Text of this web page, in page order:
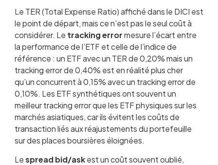
Le TER (Total Expense Ratio) affiché dans le DICI est
le point de départ, mais ce n’est pas le seul coût à
considérer. Le tracking errormesure l’écart entre
la performance de l’ETF et celle de l’indice de
référence : un ETF avec un TER de 0,20% mais un
tracking error de 0,40% est en réalité plus cher
qu’un concurrent à 0,15% avec un tracking error de
0,10%. Les ETF synthétiques ont souvent un
meilleur tracking error que les ETF physiques sur les
marchés asiatiques, car ils évitent les coûts de
transaction liés aux réajustements du portefeuille
sur des places boursières éloignées.
Lespread bid/askest un coût souvent oublié,